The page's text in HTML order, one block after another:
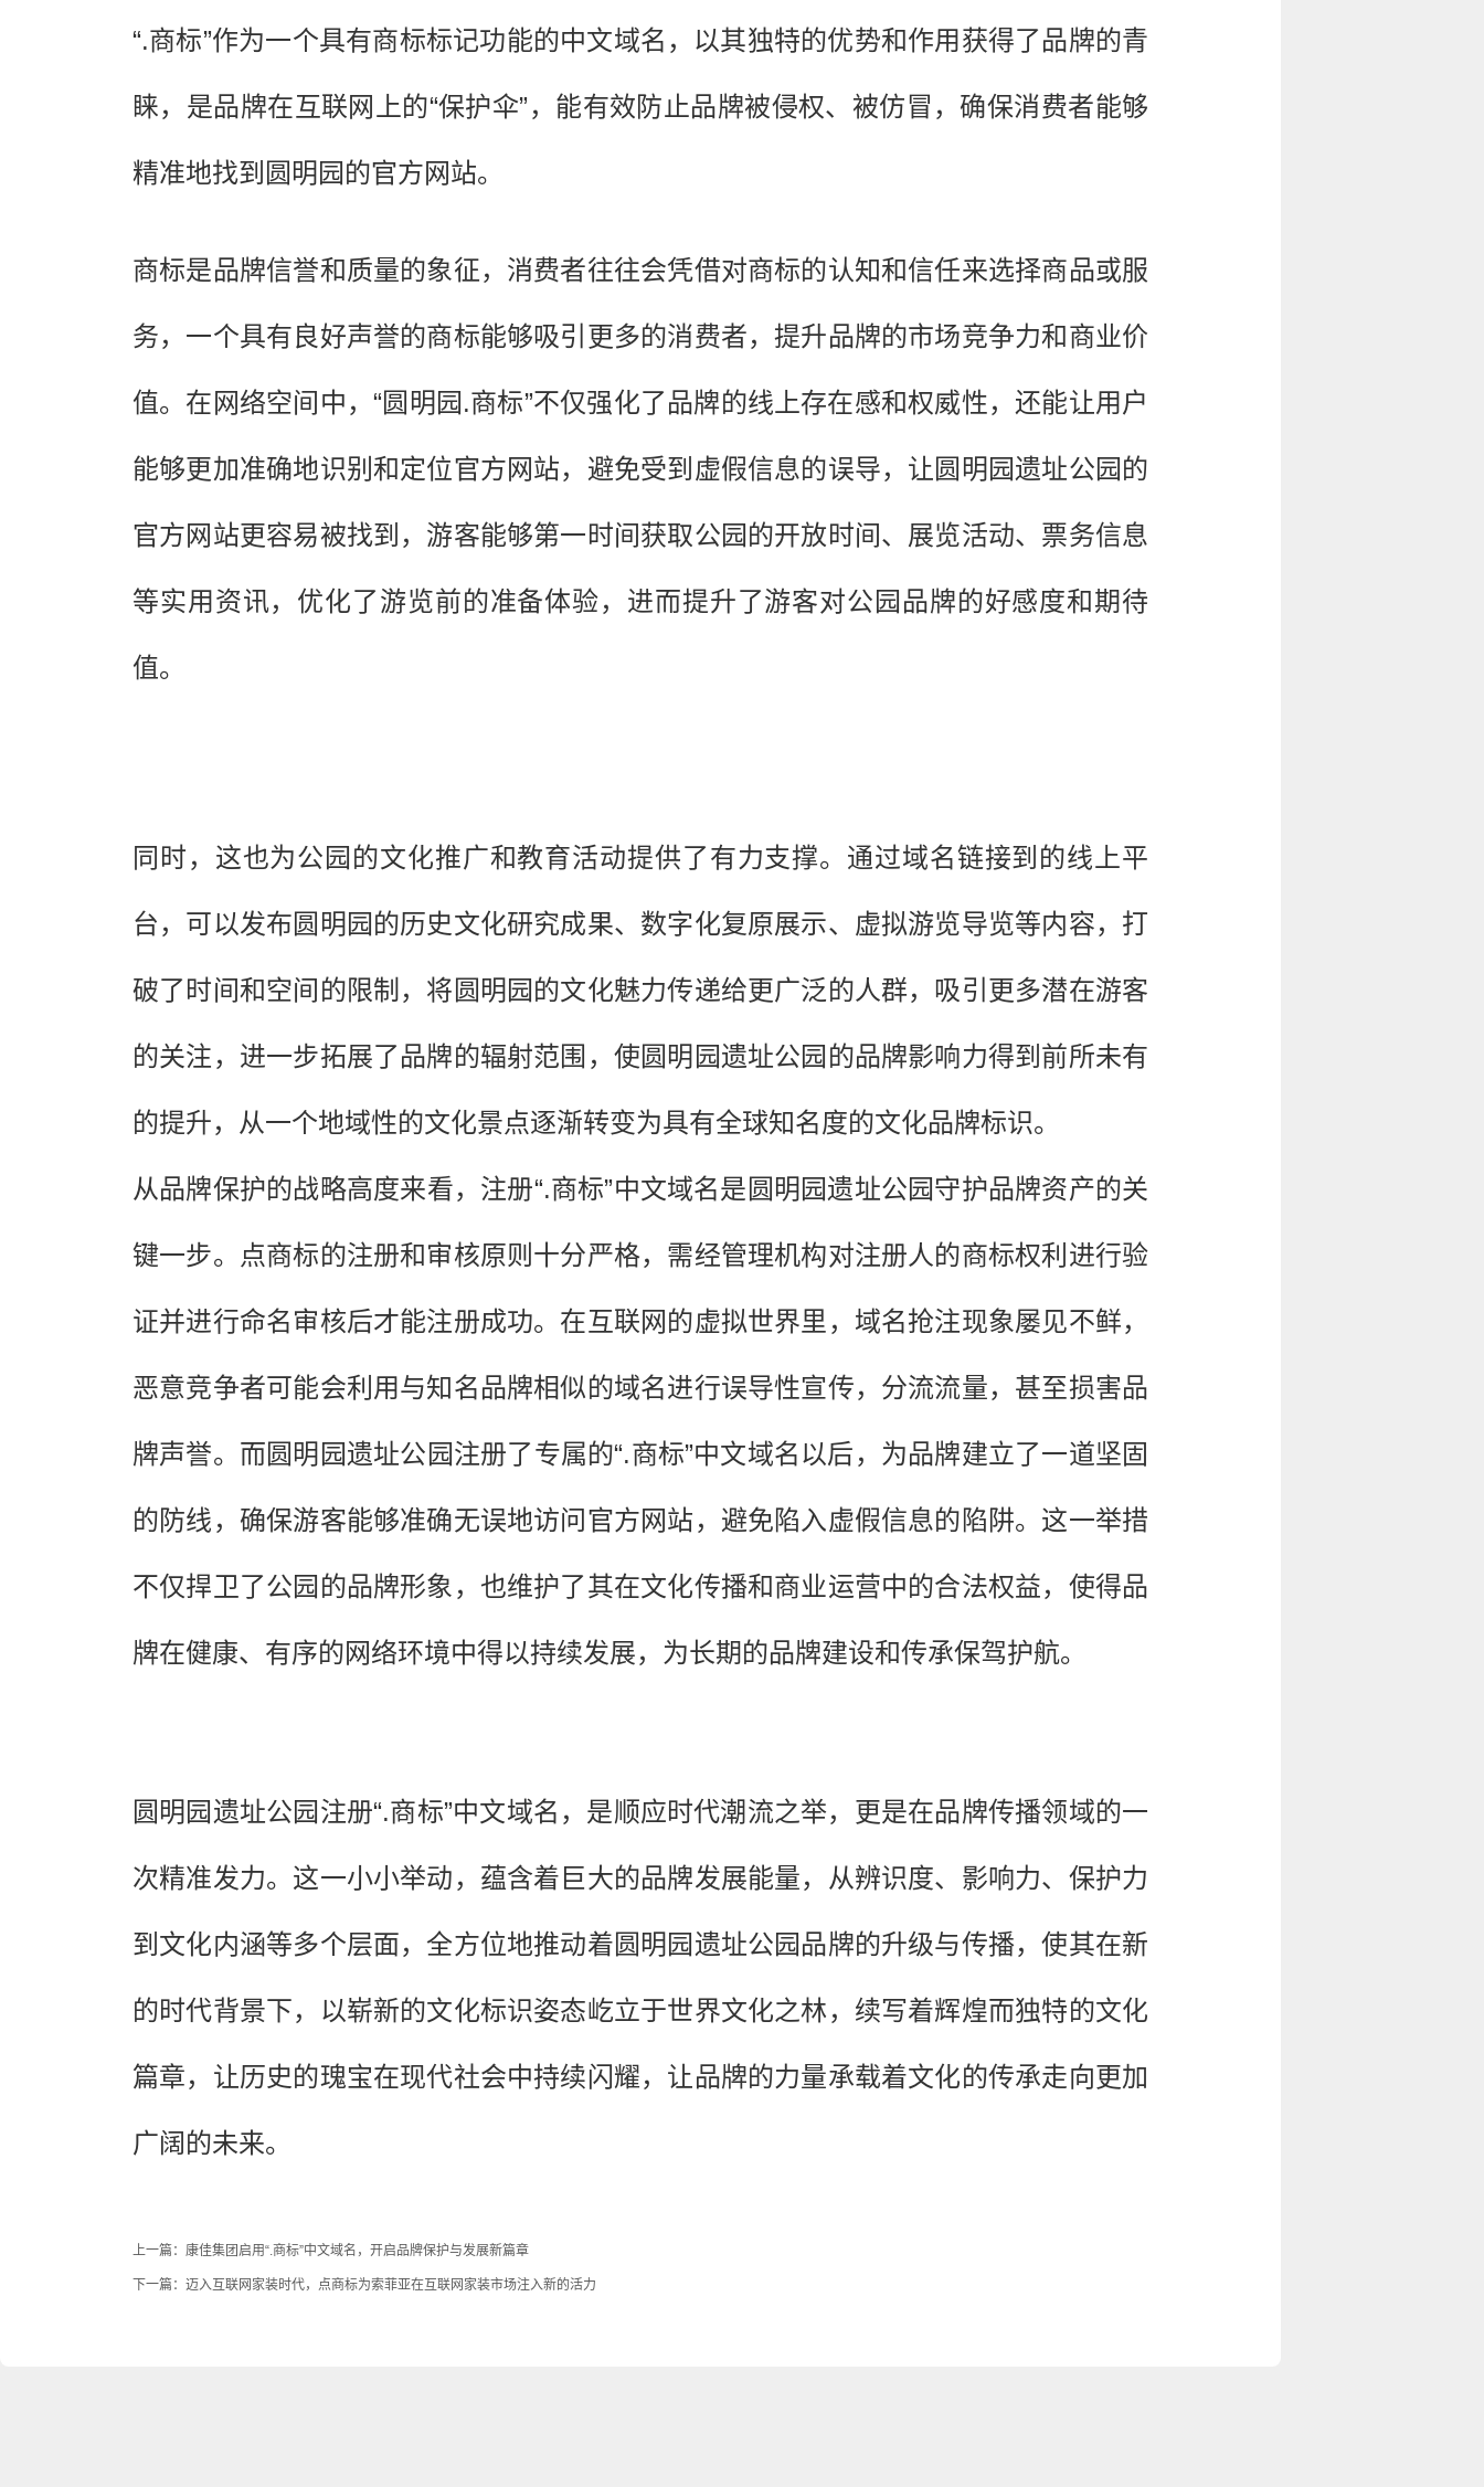
“.商标”作为一个具有商标标记功能的中文域名，以其独特的优势和作用获得了品牌的青
睐，是品牌在互联网上的“保护伞”，能有效防止品牌被侵权、被仿冒，确保消费者能够
精准地找到圆明园的官方网站。
商标是品牌信誉和质量的象征，消费者往往会凭借对商标的认知和信任来选择商品或服
务，一个具有良好声誉的商标能够吸引更多的消费者，提升品牌的市场竞争力和商业价
值。在网络空间中，“圆明园.商标”不仅强化了品牌的线上存在感和权威性，还能让用户
能够更加准确地识别和定位官方网站，避免受到虚假信息的误导，让圆明园遗址公园的
官方网站更容易被找到，游客能够第一时间获取公园的开放时间、展览活动、票务信息
等实用资讯，优化了游览前的准备体验，进而提升了游客对公园品牌的好感度和期待
值。
同时，这也为公园的文化推广和教育活动提供了有力支撑。通过域名链接到的线上平
台，可以发布圆明园的历史文化研究成果、数字化复原展示、虚拟游览导览等内容，打
破了时间和空间的限制，将圆明园的文化魅力传递给更广泛的人群，吸引更多潜在游客
的关注，进一步拓展了品牌的辐射范围，使圆明园遗址公园的品牌影响力得到前所未有
的提升，从一个地域性的文化景点逐渐转变为具有全球知名度的文化品牌标识。
从品牌保护的战略高度来看，注册“.商标”中文域名是圆明园遗址公园守护品牌资产的关
键一步。点商标的注册和审核原则十分严格，需经管理机构对注册人的商标权利进行验
证并进行命名审核后才能注册成功。在互联网的虚拟世界里，域名抢注现象屡见不鲜，
恶意竞争者可能会利用与知名品牌相似的域名进行误导性宣传，分流流量，甚至损害品
牌声誉。而圆明园遗址公园注册了专属的“.商标”中文域名以后，为品牌建立了一道坚固
的防线，确保游客能够准确无误地访问官方网站，避免陷入虚假信息的陷阱。这一举措
不仅捍卫了公园的品牌形象，也维护了其在文化传播和商业运营中的合法权益，使得品
牌在健康、有序的网络环境中得以持续发展，为长期的品牌建设和传承保驾护航。
圆明园遗址公园注册“.商标”中文域名，是顺应时代潮流之举，更是在品牌传播领域的一
次精准发力。这一小小举动，蕴含着巨大的品牌发展能量，从辨识度、影响力、保护力
到文化内涵等多个层面，全方位地推动着圆明园遗址公园品牌的升级与传播，使其在新
的时代背景下，以崭新的文化标识姿态屹立于世界文化之林，续写着辉煌而独特的文化
篇章，让历史的瑰宝在现代社会中持续闪耀，让品牌的力量承载着文化的传承走向更加
广阔的未来。
上一篇： 康佳集团启用“.商标”中文域名，开启品牌保护与发展新篇章
下一篇： 迈入互联网家装时代，点商标为索菲亚在互联网家装市场注入新的活力